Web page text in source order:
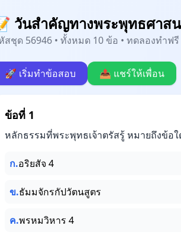
วันสำคัญทางพระพุทธศาส
สชุด 56946 • ทั้งหมด 10 ข้อ • ทดลองทำฟ
🚀 เริ่มทำข้อสอบ 📤 แชร์ให้เพื่อน
ข้อที่ 1
หลักธรรมที่พระพุทธเจ้าตรัสรู้ หมายถึงข้อใ
ก.อริยสัจ 4
ข.ธัมมจักรกัปวัตนสูตร
ค.พรหมวิหาร 4